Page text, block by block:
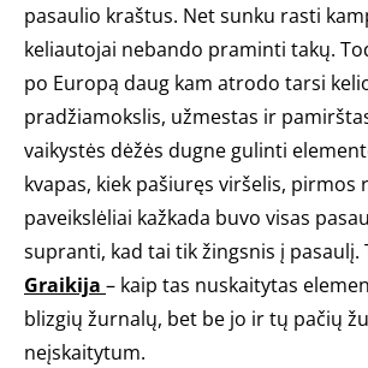
pasaulio kraštus. Net sunku rasti
keliautojai nebando praminti takų.
po Europą daug kam atrodo tarsi
pradžiamokslis, užmestas ir
vaikystės dėžės dugne gulinti
kvapas, kiek pašiuręs viršelis, pirmos
paveikslėliai kažkada buvo visas
supranti, kad tai tik žingsnis į pasaulį.
Graikija – kaip tas nuskaitytas
blizgių žurnalų, bet be jo ir tų pačių
neįskaitytum.